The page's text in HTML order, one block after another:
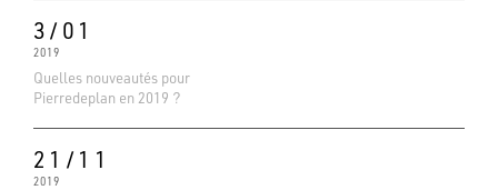
3/01
2019
Quelles nouveautés pour
Pierredeplan en 2019 ?
21/11
2019